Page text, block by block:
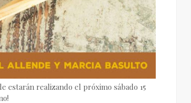
estarán realizando el próximo sábado 15